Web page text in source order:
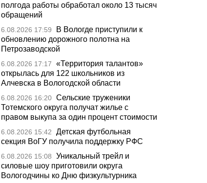
полгода работы обработал около 13 тысяч
обращений
6.08.2026 17:59
В Вологде приступили к
обновлению дорожного полотна на
Петрозаводской
6.08.2026 17:17
«Территория талантов»
открылась для 122 школьников из
Алчевска в Вологодской области
6.08.2026 16:20 Сельские труженики
Тотемского округа получат жилье с
правом выкупа за один процент стоимости
6.08.2026 15:42
Детская футбольная
секция ВоГУ получила поддержку РФС
6.08.2026 15:08
Уникальный трейл и
силовые шоу приготовили округа
Вологодчины ко Дню физкультурника